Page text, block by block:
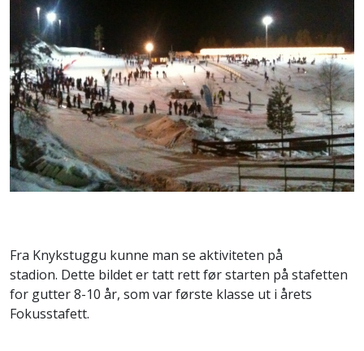
Fra Knykstuggu kunne man se aktiviteten på
stadion. Dette bildet er tatt rett før starten på stafetten
for gutter 8-10 år, som var første klasse ut i årets
Fokusstafett.